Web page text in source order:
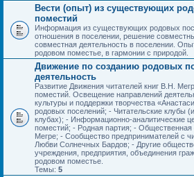
Вести (опыт) из существующих
поместий
Информация из существующих родовых
отношения в поселении, решение
совместная деятельность в поселении.
родовом поместье, в гармонии с природой.
Движение по созданию родовых
деятельность
Развитие Движения читателей книг В.Н.
поместий. Освещение направлений
культуры и поддержки творчества
родовых поселений; - Читательские клубы
клубах); - Информационно-аналитические
поместий; - Родная партия; - Общественная
Мегре; - Сообщество предпринимателей с
Любви Солнечных Бардов; - Другие
учреждения, предприятия, объединения
родовом поместье.
Темы: 5